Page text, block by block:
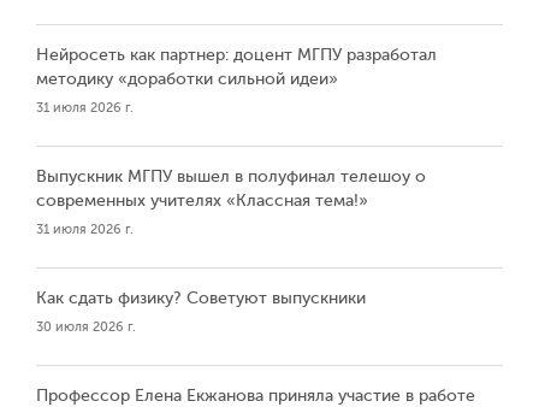
Нейросеть как партнер: доцент МГПУ разработал
методику «доработки сильной идеи»
31 июля 2026 г.
Выпускник МГПУ вышел в полуфинал телешоу о
современных учителях «Классная тема!»
31 июля 2026 г.
Как сдать физику? Советуют выпускники
30 июля 2026 г.
Профессор Елена Екжанова приняла участие в работе